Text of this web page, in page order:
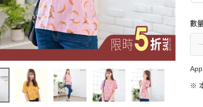
數
※